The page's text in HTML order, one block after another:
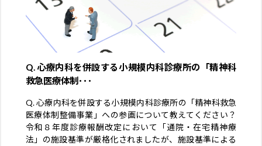
Q. 心療内科を併設する小規模内科診療所の「精神科
救急医療体制･･･
Q. 心療内科を併設する小規模内科診療所の「精神科救急
医療体制整備事業」への参画について教えてください？
令和８年度診療報酬改定において「通院・在宅精神療
法」の施設基準が厳格化されましたが、施設基準による